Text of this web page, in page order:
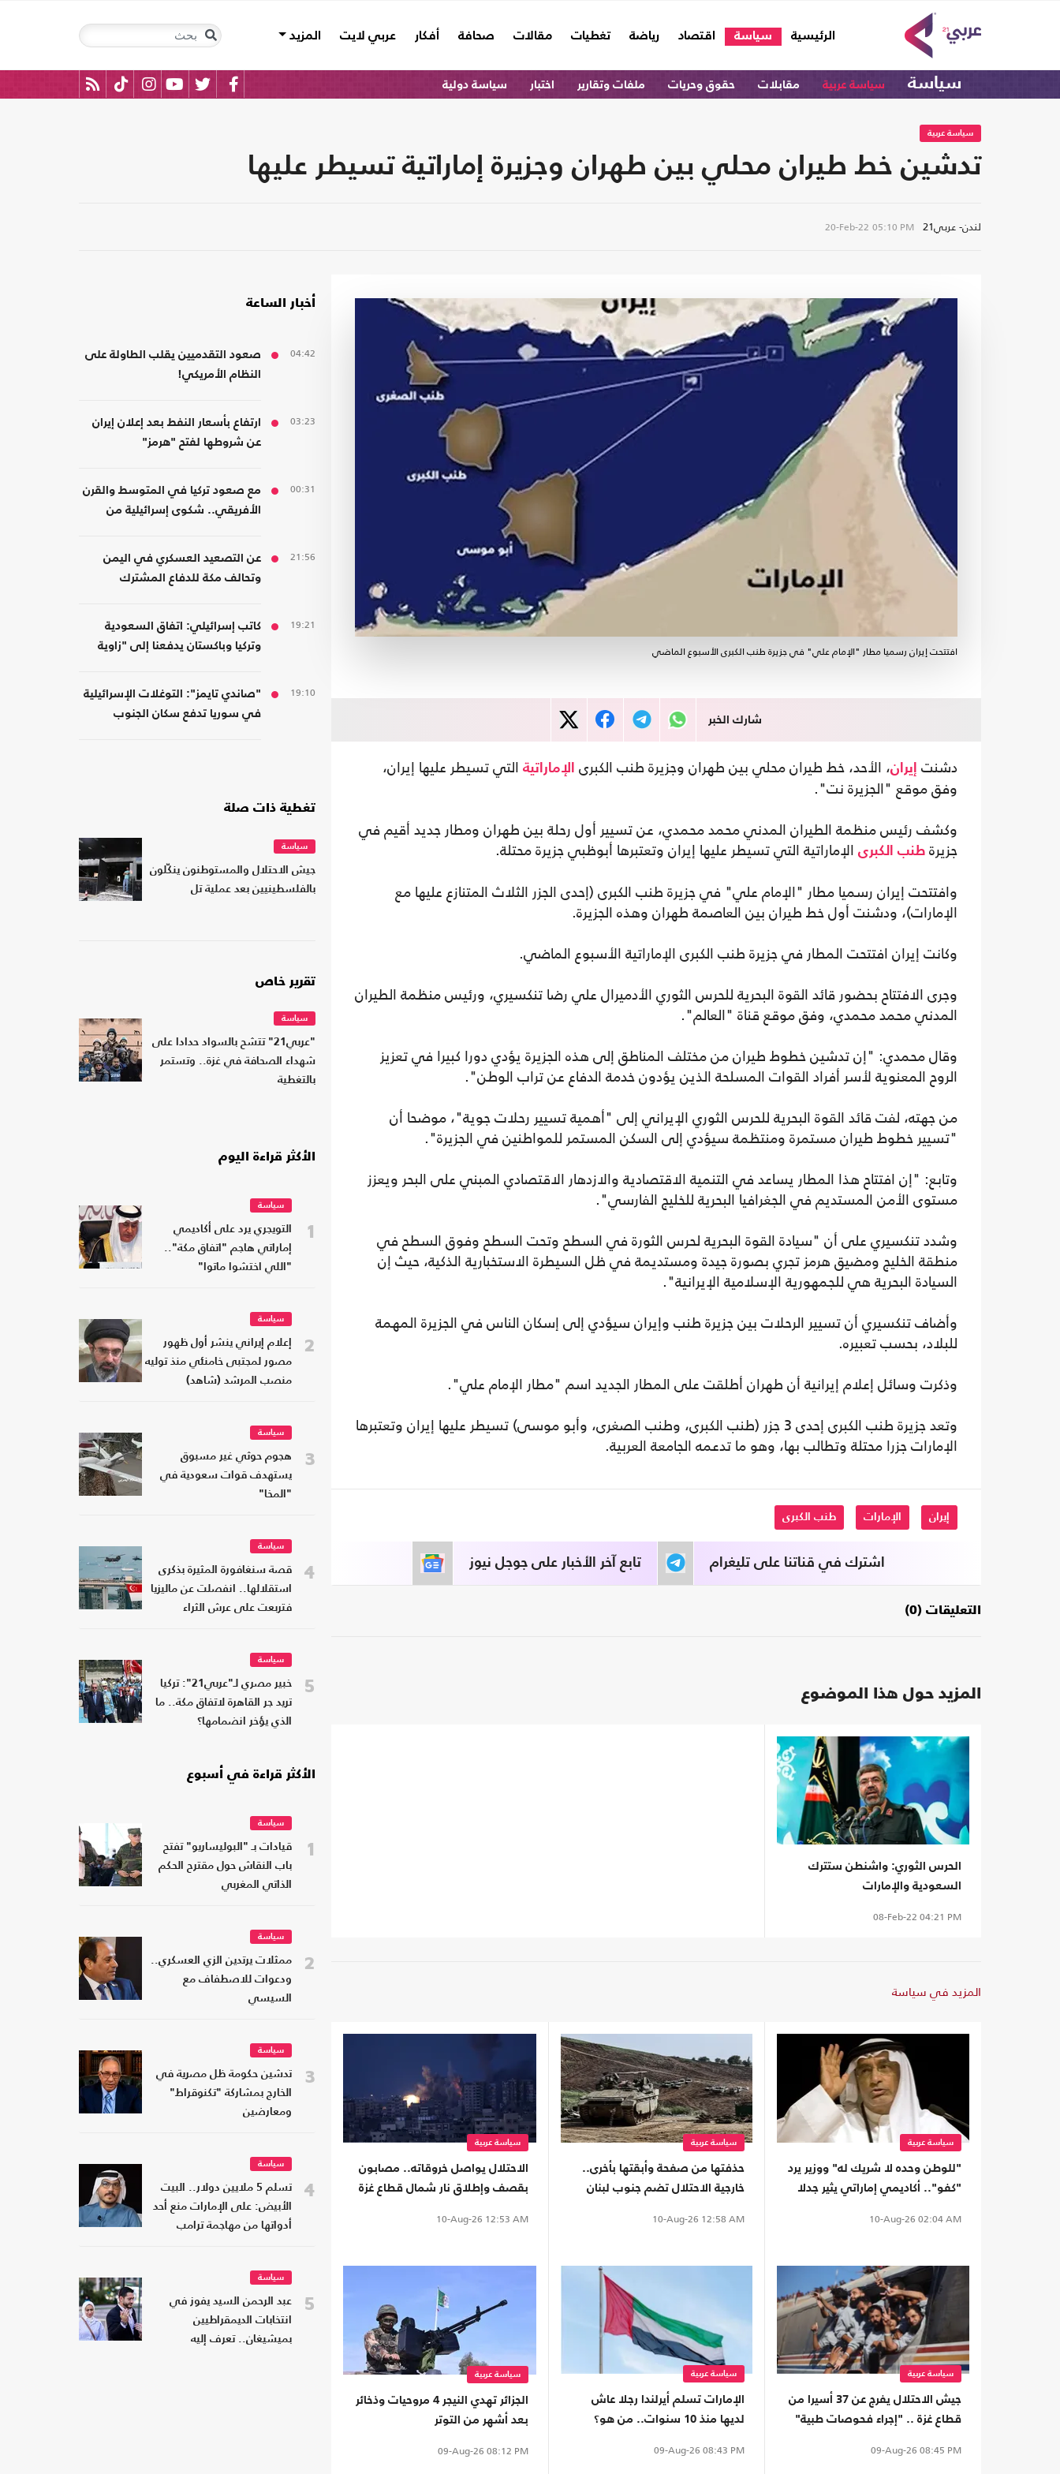
الرئيسية
(current) سياسة اقتصاد رياضة تغطيات مقالات صحافة أفكار عربي لايت المزيد
سياسة سياسة عربية مقابلات حقوق وحريات ملفات وتقارير اختبار سياسة دولية
سياسة عربية
تدشين خط طيران محلي بين طهران وجزيرة إماراتية تسيطر عليها
لندن- عربي21 20-Feb-22 05:10 PM
افتتحت إيران رسميا مطار "الإمام علي" في جزيرة طنب الكبرى الأسبوع الماضي
شارك الخبر
دشنت إيران، الأحد، خط طيران محلي بين طهران وجزيرة طنب الكبرى الإماراتية التي تسيطر عليها إيران،
وفق موقع "الجزيرة نت".
وكشف رئيس منظمة الطيران المدني محمد محمدي، عن تسيير أول رحلة بين طهران ومطار جديد أقيم في
جزيرة طنب الكبرى الإماراتية التي تسيطر عليها إيران وتعتبرها أبوظبي جزيرة محتلة.
وافتتحت إيران رسميا مطار "الإمام علي" في جزيرة طنب الكبرى (إحدى الجزر الثلاث المتنازع عليها مع
الإمارات)، ودشنت أول خط طيران بين العاصمة طهران وهذه الجزيرة.
وكانت إيران افتتحت المطار في جزيرة طنب الكبرى الإماراتية الأسبوع الماضي.
وجرى الافتتاح بحضور قائد القوة البحرية للحرس الثوري الأدميرال علي رضا تنكسيري، ورئيس منظمة الطيران
المدني محمد محمدي، وفق موقع قناة "العالم".
وقال محمدي: "إن تدشين خطوط طيران من مختلف المناطق إلى هذه الجزيرة يؤدي دورا كبيرا في تعزيز
الروح المعنوية لأسر أفراد القوات المسلحة الذين يؤدون خدمة الدفاع عن تراب الوطن".
من جهته، لفت قائد القوة البحرية للحرس الثوري الإيراني إلى "أهمية تسيير رحلات جوية"، موضحا أن
"تسيير خطوط طيران مستمرة ومنتظمة سيؤدي إلى السكن المستمر للمواطنين في الجزيرة".
وتابع: "إن افتتاح هذا المطار يساعد في التنمية الاقتصادية والازدهار الاقتصادي المبني على البحر ويعزز
مستوى الأمن المستديم في الجغرافيا البحرية للخليج الفارسي".
وشدد تنكسيري على أن "سيادة القوة البحرية لحرس الثورة في السطح وتحت السطح وفوق السطح في
منطقة الخليج ومضيق هرمز تجري بصورة جيدة ومستديمة في ظل السيطرة الاستخبارية الذكية، حيث إن
السيادة البحرية هي للجمهورية الإسلامية الإيرانية".
وأضاف تنكسيري أن تسيير الرحلات بين جزيرة طنب وإيران سيؤدي إلى إسكان الناس في الجزيرة المهمة
للبلاد، بحسب تعبيره.
وذكرت وسائل إعلام إيرانية أن طهران أطلقت على المطار الجديد اسم "مطار الإمام علي".
وتعد جزيرة طنب الكبرى إحدى 3 جزر (طنب الكبرى، وطنب الصغرى، وأبو موسى) تسيطر عليها إيران وتعتبرها
الإمارات جزرا محتلة وتطالب بها، وهو ما تدعمه الجامعة العربية.
إيران الإمارات طنب الكبرى
تابع آخر الأخبار على جوجل نيوز اشترك في قناتنا على تليغرام
التعليقات (0)
المزيد حول هذا الموضوع
الحرس الثوري: واشنطن ستترك
السعودية والإمارات
08-Feb-22 04:21 PM
المزيد في سياسة
سياسة عربية
"للوطن وحده لا شريك له" ووزير يرد
"كفو".. أكاديمي إماراتي يثير جدلا
10-Aug-26 02:04 AM
سياسة عربية
حذفتها من صفحة وأبقتها بأخرى..
خارجية الاحتلال تضم جنوب لبنان
10-Aug-26 12:58 AM
سياسة عربية
الاحتلال يواصل خروقاته.. مصابون
بقصف وإطلاق نار شمال قطاع غزة
10-Aug-26 12:53 AM
سياسة عربية
جيش الاحتلال يفرج عن 37 أسيرا من
قطاع غزة .. "إجراء فحوصات طبية"
09-Aug-26 08:45 PM
سياسة عربية
الإمارات تسلم أيرلندا رجلا عاش
لديها منذ 10 سنوات.. من هو؟
09-Aug-26 08:43 PM
سياسة عربية
الجزائر تهدي النيجر 4 مروحيات وذخائر
بعد أشهر من التوتر
09-Aug-26 08:12 PM
أخبار الساعة
04:42
صعود التقدميين يقلب الطاولة على
النظام الأمريكي!
03:23
ارتفاع بأسعار النفط بعد إعلان إيران
عن شروطها لفتح "هرمز"
00:31
مع صعود تركيا في المتوسط والقرن
الأفريقي.. شكوى إسرائيلية من
21:56
عن التصعيد العسكري في اليمن
وتحالف مكة للدفاع المشترك
19:21
كاتب إسرائيلي: اتفاق السعودية
وتركيا وباكستان يدفعنا إلى "زاوية
19:10
"صاندي تايمز": التوغلات الإسرائيلية
في سوريا تدفع سكان الجنوب
تغطية ذات صلة
سياسة
جيش الاحتلال والمستوطنون ينكّلون
بالفلسطينيين بعد عملية تل
تقرير خاص
سياسة
"عربي21" تتشح بالسواد حدادا على
شهداء الصحافة في غزة.. وتستمر
بالتغطية
الأكثر قراءة اليوم
1
سياسة
التويجري يرد على أكاديمي
إماراتي هاجم "اتفاق مكة"..
"اللي اختشوا ماتوا"
2
سياسة
إعلام إيراني ينشر أول ظهور
مصور لمجتبى خامنئي منذ توليه
منصب المرشد (شاهد)
3
سياسة
هجوم حوثي غير مسبوق
يستهدف قوات سعودية في
"المخا"
4
سياسة
قصة سنغافورة المثيرة بذكرى
استقلالها.. انفصلت عن ماليزيا
فتربعت على عرش الثراء
5
سياسة
خبير مصري لـ"عربي21": تركيا
تريد جر القاهرة لاتفاق مكة.. ما
الذي يؤخر انضمامها؟
الأكثر قراءة في أسبوع
1
سياسة
قيادات بـ "البوليساريو" تفتح
باب النقاش حول مقترح الحكم
الذاتي المغربي
2
سياسة
ممثلات يرتدين الزي العسكري..
ودعوات للاصطفاف مع
السيسي
3
سياسة
تدشين حكومة ظل مصرية في
الخارج بمشاركة "تكنوقراط"
ومعارضين
4
سياسة
تسلم 5 ملايين دولار.. البيت
الأبيض: على الإمارات منع أحد
أدواتها من مهاجمة ترامب
5
سياسة
عبد الرحمن السيد يفوز في
انتخابات الديمقراطيين
بميشيغان.. تعرف إليه